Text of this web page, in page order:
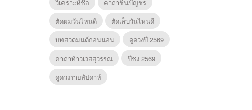
วิเคราะห์ชื่อ
คาถาชินบัญชร
ตัดผมวันไหนดี
ตัดเล็บวันไหนดี
บทสวดมนต์ก่อนนอน
ดูดวงปี 2569
คาถาท้าวเวสสุวรรณ
ปีชง 2569
ดูดวงรายสัปดาห์